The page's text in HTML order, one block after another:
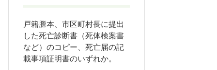
戸籍謄本、市区町村長に提出
した死亡診断書（死体検案書
など）のコピー、死亡届の記
載事項証明書のいずれか。